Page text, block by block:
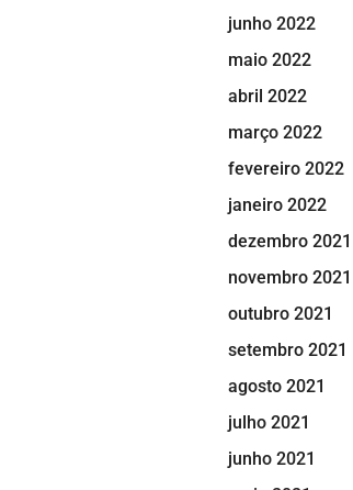
junho 2022
maio 2022
abril 2022
março 2022
fevereiro 2022
janeiro 2022
dezembro 2021
novembro 2021
outubro 2021
setembro 2021
agosto 2021
julho 2021
junho 2021